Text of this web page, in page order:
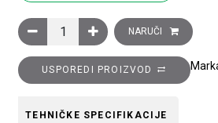
Sklopnik motorski 3P (3NO)
NARUČI
USPOREDI PROIZVOD
TEHNIČKE SPECIFIKACIJE